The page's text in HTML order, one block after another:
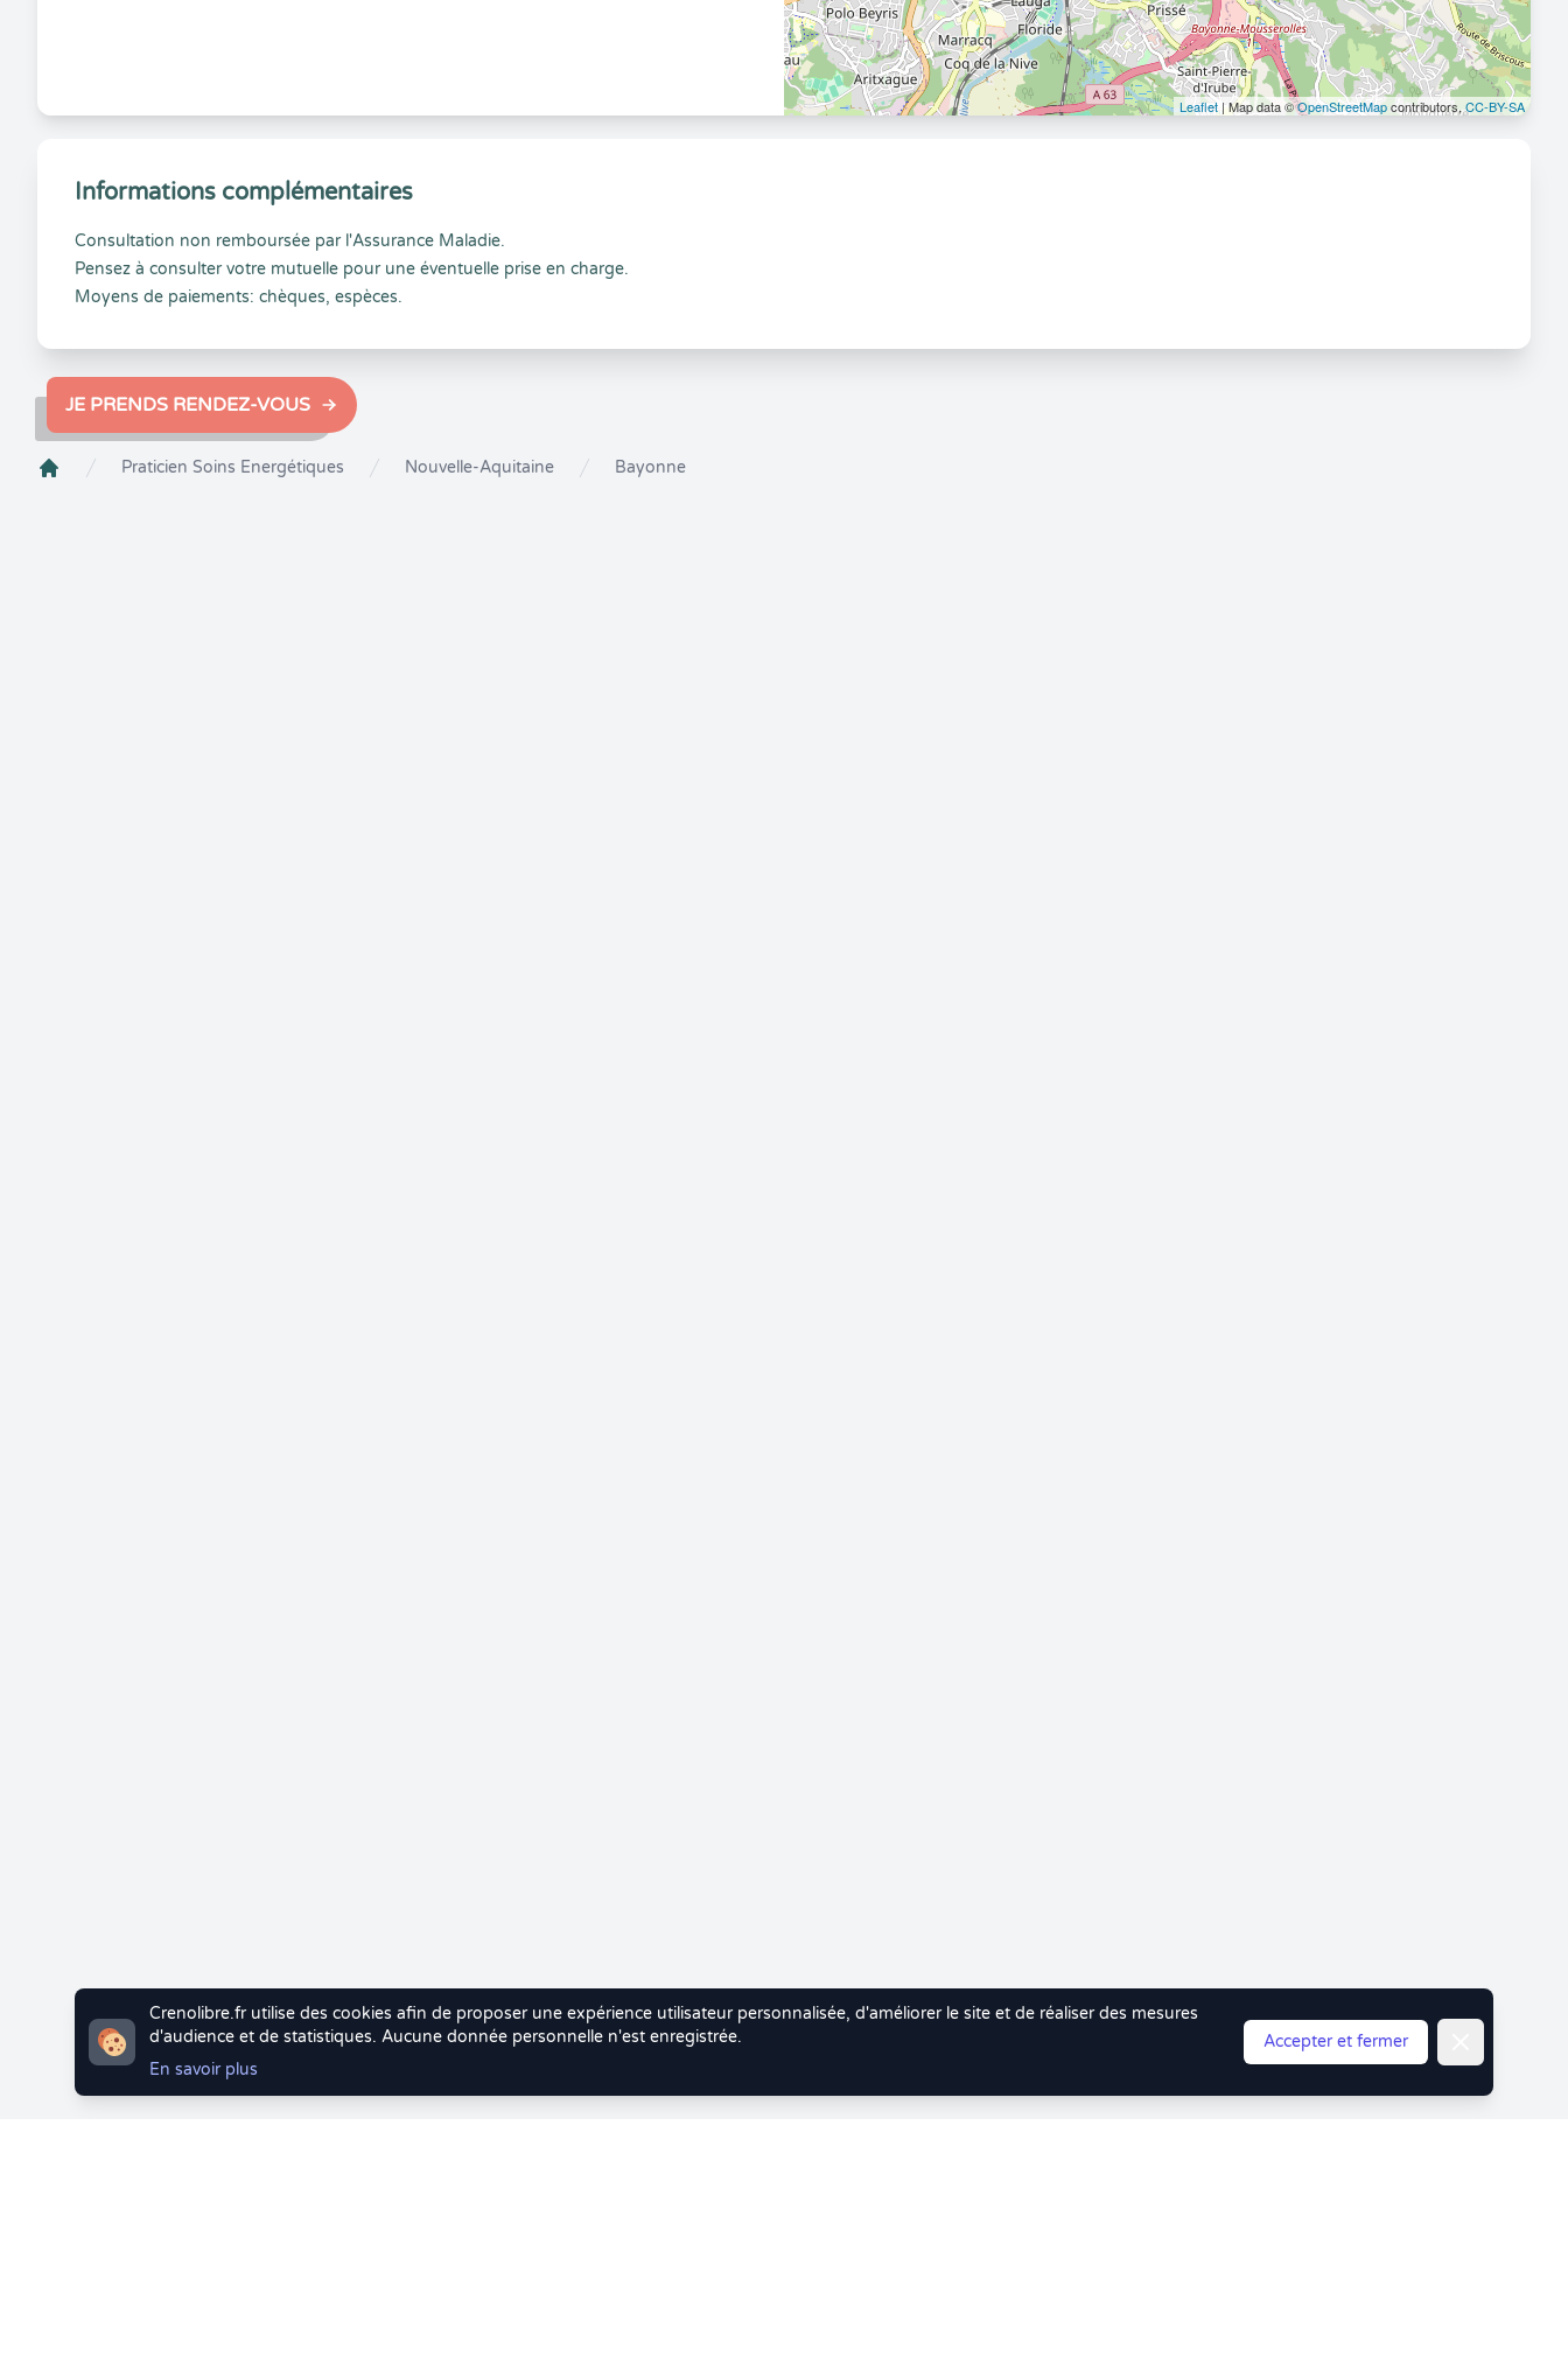
Leaflet | Map data ©OpenStreetMapcontributors, CC-BY-SA
Informations complémentaires
Consultation non remboursée par l'Assurance Maladie.
Pensez à consulter votre mutuelle pour une éventuelle prise en charge.
Moyens de paiements: chèques, espèces.
JE PRENDS RENDEZ-VOUS
Praticien Soins Energétiques Nouvelle-Aquitaine Bayonne
Crenolibre.fr utilise des cookies afin de proposer une expérience utilisateur personnalisée, d'améliorer le site et de réaliser des mesures
d'audience et de statistiques. Aucune donnée personnelle n'est enregistrée.
En savoir plus
Accepter et fermer